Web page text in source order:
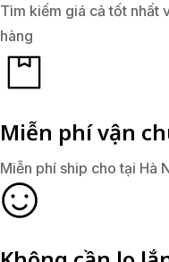
Tìm kiếm giá cả tốt nhất
hàng
Miễn phí vận
Miễn phí ship cho tại Hà